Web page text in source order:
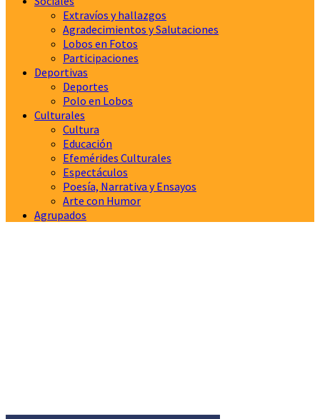
Extravíos y hallazgos
Agradecimientos y Salutaciones
Lobos en Fotos
Participaciones
Deportivas
Deportes
Polo en Lobos
Culturales
Cultura
Educación
Efemérides Culturales
Espectáculos
Poesía, Narrativa y Ensayos
Arte con Humor
Agrupados